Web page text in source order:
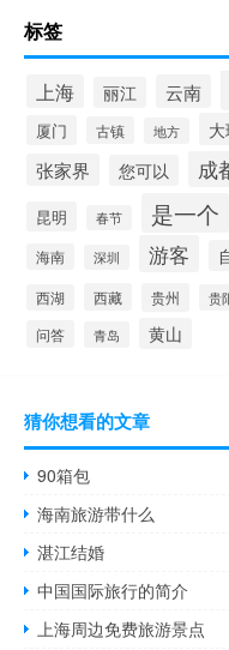
标签
上海 丽江 云南
厦门
古镇 地方
张家界 您可以 成
昆明 春节 是一个
海南 深圳 游客
西湖 西藏 贵州 贵
问答 青岛 黄山
猜你想看的文章
90箱包
海南旅游带什么
湛江结婚
中国国际旅行的简介
上海周边免费旅游景点